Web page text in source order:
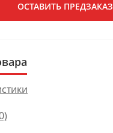
ОСТАВИТЬ ПРЕДЗАКАЗ